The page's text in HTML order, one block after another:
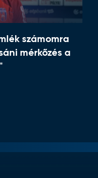
számomra
mérkőzés a